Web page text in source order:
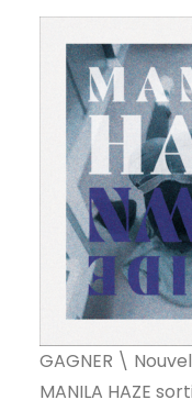
GAGNER \
MANILA HAZE